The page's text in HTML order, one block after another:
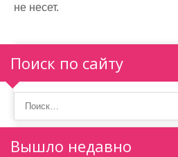
не несет.
Поиск по сайту
Вышло недавно